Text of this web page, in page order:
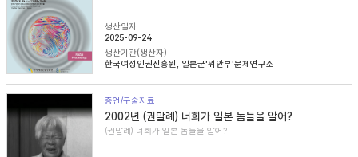
생산일자
2025-09-24
생산기관(생산자)
한국여성인권진흥원, 일본군'위안부'문제연구소
증언/구술자료
2002년 (권말례) 너희가 일본 놈들을 알어?
(권말례) 너희가 일본 놈들을 알어?